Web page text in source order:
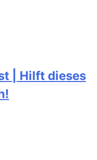
| Hilft dieses